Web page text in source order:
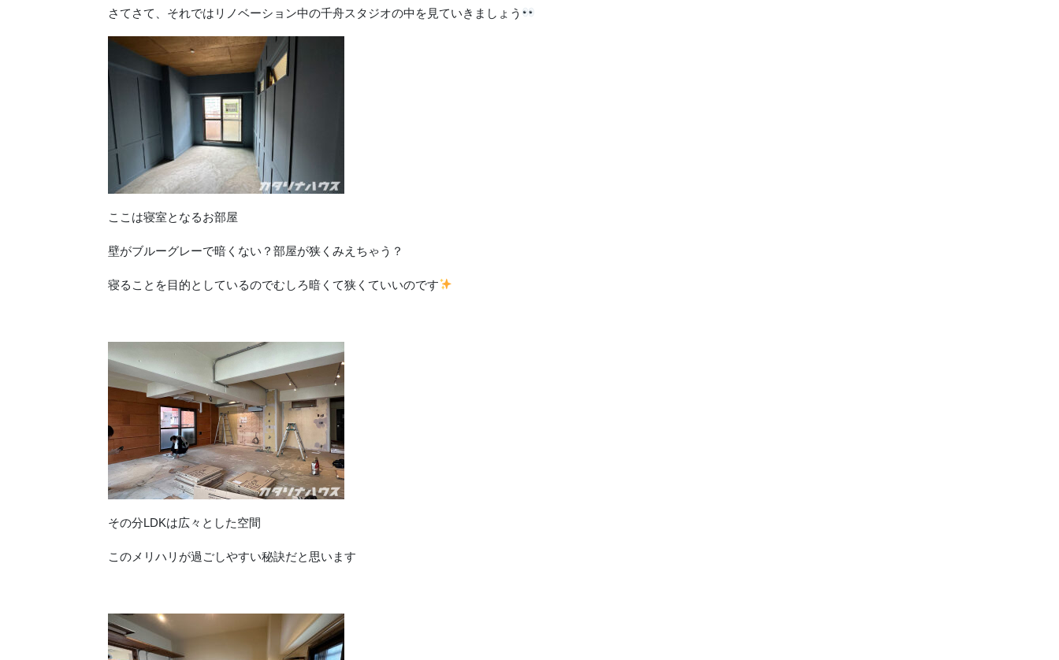
さてさて、それではリノベーション中の千舟スタジオの中を見ていきましょう
ここは寝室となるお部屋
壁がブルーグレーで暗くない？部屋が狭くみえちゃう？
寝ることを目的としているのでむしろ暗くて狭くていいのです
その分LDKは広々とした空間
このメリハリが過ごしやすい秘訣だと思います